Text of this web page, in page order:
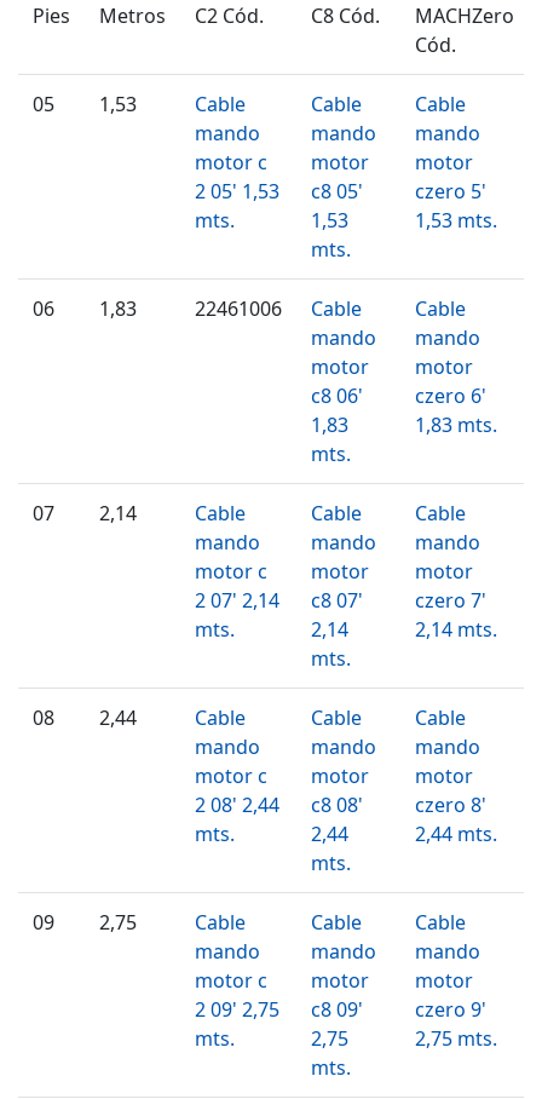
Pies Metros C2 Cód. C8 Cód.
MACHZero
Cód.
05 1,53
Cable
mando
motor c
2 05' 1,53
mts.
Cable
mando
motor
c8 05'
1,53
mts.
Cable
mando
motor
czero 5'
1,53 mts.
06 1,83 22461006
Cable
mando
motor
c8 06'
1,83
mts.
Cable
mando
motor
czero 6'
1,83 mts.
07 2,14
Cable
mando
motor c
2 07' 2,14
mts.
Cable
mando
motor
c8 07'
2,14
mts.
Cable
mando
motor
czero 7'
2,14 mts.
08 2,44
Cable
mando
motor c
2 08' 2,44
mts.
Cable
mando
motor
c8 08'
2,44
mts.
Cable
mando
motor
czero 8'
2,44 mts.
09 2,75
Cable
mando
motor c
2 09' 2,75
mts.
Cable
mando
motor
c8 09'
2,75
mts.
Cable
mando
motor
czero 9'
2,75 mts.